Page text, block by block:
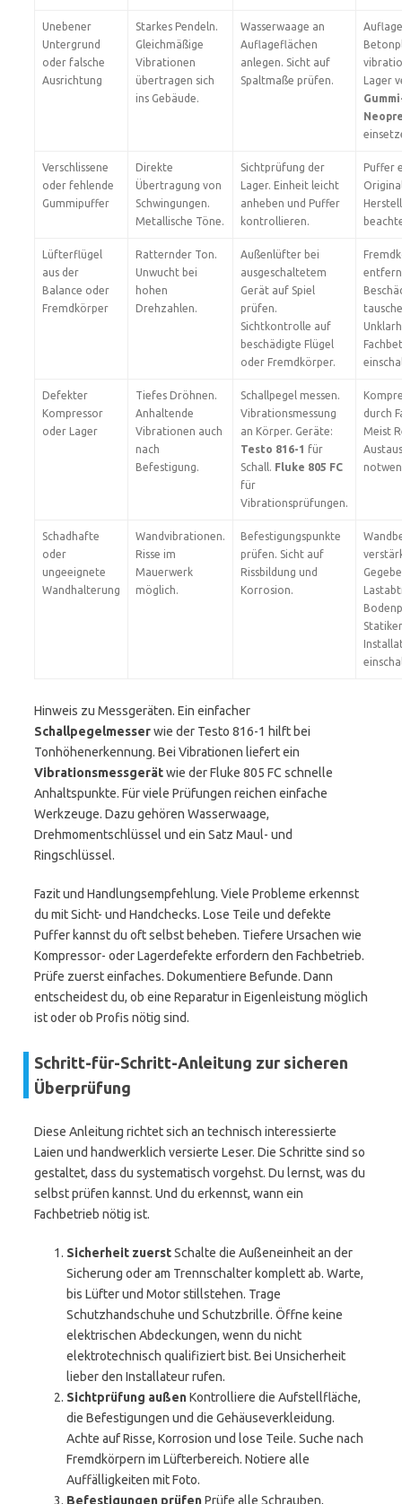
Unebener
Untergrund
oder falsche
Ausrichtung
Starkes Pendeln.
Gleichmäßige
Vibrationen
übertragen sich
ins Gebäude.
Wasserwaage an
Auflageflächen
anlegen. Sicht auf
Spaltmaße prüfen.
Lager
Verschlissene
oder fehlende
Gummipuffer
Direkte
Übertragung von
Schwingungen.
Metallische Töne.
Sichtprüfung der
Lager. Einheit leicht
anheben und Puffer
kontrollieren.
Puffer
Lüfterflügel
aus der
Balance oder
Fremdkörper
Ratternder Ton.
Unwucht bei
hohen
Drehzahlen.
Außenlüfter bei
ausgeschaltetem
Gerät auf Spiel
prüfen.
Sichtkontrolle auf
beschädigte Flügel
oder Fremdkörper.
Defekter
Kompressor
oder Lager
Tiefes Dröhnen.
Anhaltende
Vibrationen auch
nach
Befestigung.
Schallpegel messen.
Vibrationsmessung
an Körper. Geräte:
Testo 816-1 für
Schall. Fluke 805 FC
für
Vibrationsprüfungen.
durch
Meist
Schadhafte
oder
ungeeignete
Wandhalterung
Wandvibrationen.
Risse im
Mauerwerk
möglich.
Befestigungspunkte
prüfen. Sicht auf
Rissbildung und
Korrosion.
Hinweis zu Messgeräten. Ein einfacher
Schallpegelmesserwie der Testo 816-1 hilft bei
Tonhöhenerkennung. Bei Vibrationen liefert ein
Vibrationsmessgerätwie der Fluke 805 FC schnelle
Anhaltspunkte. Für viele Prüfungen reichen einfache
Werkzeuge. Dazu gehören Wasserwaage,
Drehmomentschlüssel und ein Satz Maul- und
Ringschlüssel.
Fazit und Handlungsempfehlung. Viele Probleme erkennst
du mit Sicht- und Handchecks. Lose Teile und defekte
Puffer kannst du oft selbst beheben. Tiefere Ursachen wie
Kompressor- oder Lagerdefekte erfordern den Fachbetrieb.
Prüfe zuerst einfaches. Dokumentiere Befunde. Dann
entscheidest du, ob eine Reparatur in Eigenleistung möglich
ist oder ob Profis nötig sind.
Schritt-für-Schritt-Anleitung zur sicheren
Überprüfung
Diese Anleitung richtet sich an technisch interessierte
Laien und handwerklich versierte Leser. Die Schritte sind so
gestaltet, dass du systematisch vorgehst. Du lernst, was du
selbst prüfen kannst. Und du erkennst, wann ein
Fachbetrieb nötig ist.
Sicherheit zuerstSchalte die Außeneinheit an der
Sicherung oder am Trennschalter komplett ab. Warte,
bis Lüfter und Motor stillstehen. Trage
Schutzhandschuhe und Schutzbrille. Öffne keine
elektrischen Abdeckungen, wenn du nicht
elektrotechnisch qualifiziert bist. Bei Unsicherheit
lieber den Installateur rufen.
Sichtprüfung außenKontrolliere die Aufstellfläche,
die Befestigungen und die Gehäuseverkleidung.
Achte auf Risse, Korrosion und lose Teile. Suche nach
Fremdkörpern im Lüfterbereich. Notiere alle
Auffälligkeiten mit Foto.
Befestigungen prüfenPrüfe alle Schrauben,